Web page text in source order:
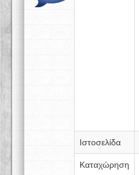
Ιστοσελίδα
Καταχώρηση